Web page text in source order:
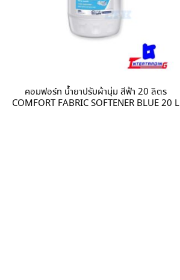
คอมฟอร์ท น้ำยาปรับผ้านุ่ม สีฟ้า 20 ลิตร
COMFORT FABRIC SOFTENER BLUE 20 L